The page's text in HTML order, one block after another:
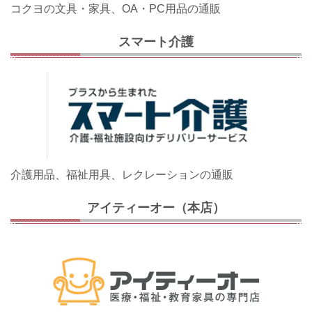
コクヨの文具・家具、OA・PC用品の通販
スマート介護
介護用品、福祉用具、レクレーションの通販
アイティーオー（本店）